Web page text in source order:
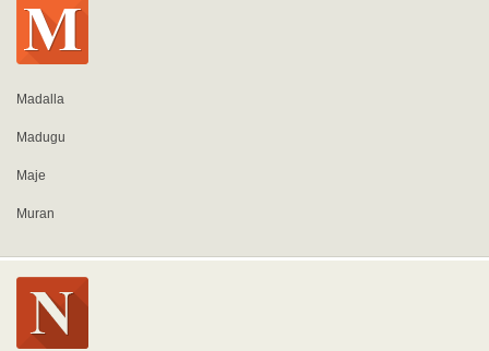
Madalla
Madugu
Maje
Muran